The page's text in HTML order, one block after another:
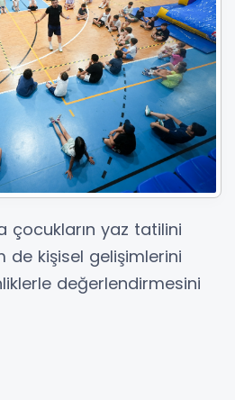
çocukların yaz tatilini
de kişisel gelişimlerini
değerlendirmesini